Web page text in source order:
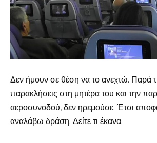
Δεν ήμουν σε θέση να το ανεχτώ. Παρά
παρακλήσεις στη μητέρα του και την
αεροσυνοδού, δεν ηρεμούσε. Έτσι
αναλάβω δράση. Δείτε τι έκανα.